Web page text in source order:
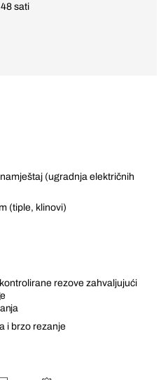
sati
(ugradnja električnih
(tiple, klinovi)
rezove zahvaljujući
i brzo rezanje